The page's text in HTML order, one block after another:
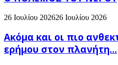
26 Ιουλίου 202626 Ιουλίου 2026
Ακόμα και οι πιο
ερήμου στον πλανήτη...